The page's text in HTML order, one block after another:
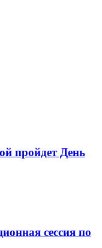
пройдет День
сессия по